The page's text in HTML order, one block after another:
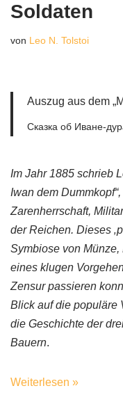
Soldaten
von Leo N. Tolstoi
Auszug aus dem
Сказка об Иване-
Im Jahr 1885 schrieb
Iwan dem
Zarenherrschaft,
der Reichen. Dieses
Symbiose von Münze,
eines klugen
Zensur passieren
Blick auf die populäre
die Geschichte der
Bauern.
Weiterlesen »